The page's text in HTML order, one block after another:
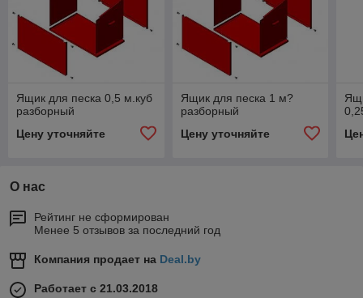
Ящик для песка 0,5 м.куб
разборный
Цену уточняйте
Ящик для песка 1 м?
разборный
Цену уточняйте
О нас
Рейтинг не сформирован
Менее 5 отзывов за последний год
Компания продает на Deal.by
Работает с 21.03.2018